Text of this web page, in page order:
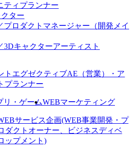
ティプランナー
ター
ロダクトマネージャー（開発メイ
キャクターアーティスト
トエグゼクティブAE（営業）・ア
プランナー
リ・ゲームWEBマーケティング
サービス企画(WEB事業開発・プ
ダクトオーナー、ビジネスディベ
ップメント)